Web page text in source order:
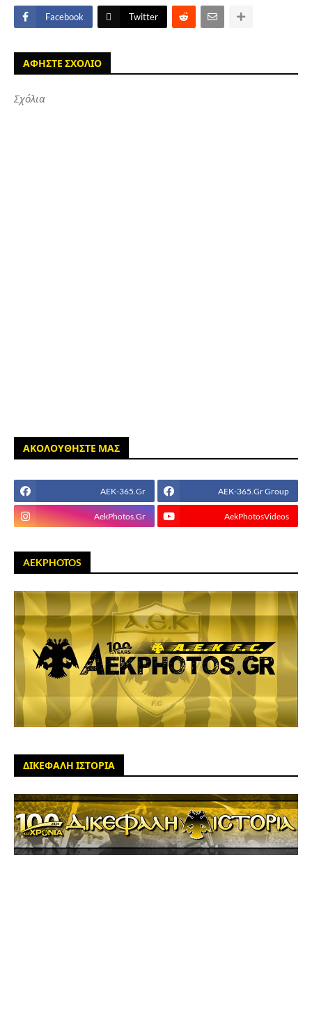
Facebook Twitter
ΑΦΗΣΤΕ ΣΧΟΛΙΟ
Σχόλια
ΑΚΟΛΟΥΘΗΣΤΕ ΜΑΣ
AEK-365.Gr AEK-365.Gr Group
AekPhotos.Gr AekPhotosVideos
AEKPHOTOS
ΔΙΚΕΦΑΛΗ ΙΣΤΟΡΙΑ